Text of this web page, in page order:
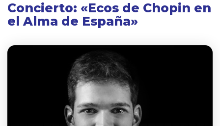
Concierto: «Ecos de Chopin en
el Alma de España»